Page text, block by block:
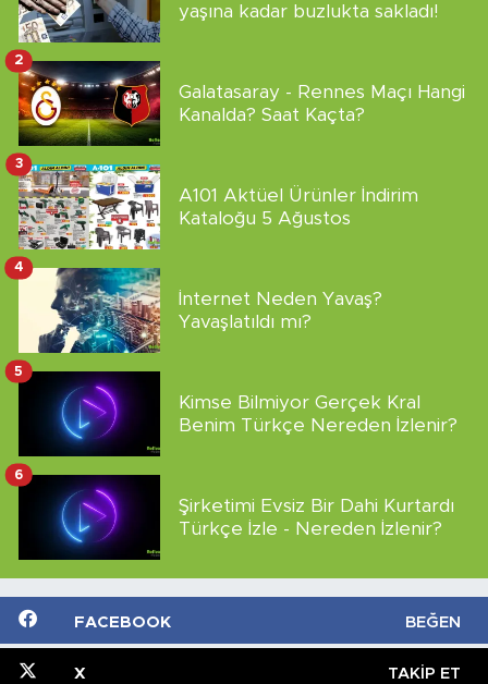
yaşına kadar buzlukta sakladı!
Galatasaray - Rennes Maçı Hangi
Kanalda? Saat Kaçta?
2
A101 Aktüel Ürünler İndirim
Kataloğu 5 Ağustos
3
İnternet Neden Yavaş?
Yavaşlatıldı mı?
4
Kimse Bilmiyor Gerçek Kral
Benim Türkçe Nereden İzlenir?
5
Şirketimi Evsiz Bir Dahi Kurtardı
Türkçe İzle - Nereden İzlenir?
6
FACEBOOK BEĞEN
X TAKIP ET